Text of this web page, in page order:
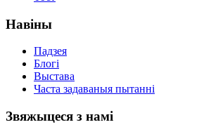
Навіны
Падзея
Блогі
Выстава
Часта задаваныя пытанні
Звяжыцеся з намі